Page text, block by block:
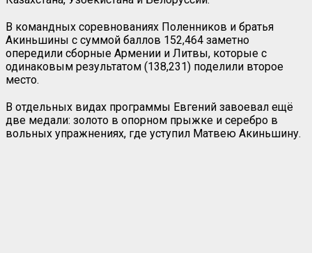
В командных соревнованиях Поленников и братья
Акиньшины с суммой баллов 152,464 заметно
опередили сборные Армении и Литвы, которые с
одинаковым результатом (138,231) поделили второе
место.
В отдельных видах программы Евгений завоевал ещё
две медали: золото в опорном прыжке и серебро в
вольных упражнениях, где уступил Матвею Акиньшину.